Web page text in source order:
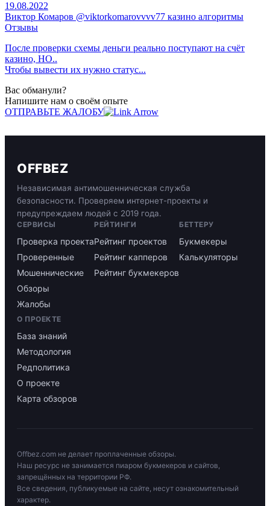
19.08.2022
Виктор Комаров @viktorkomarovvvv77 казино алгоритмы
Отзывы
После проверки схемы деньги реально поступают на счёт
казино, НО..
Чтобы вывести их нужно статус...
Вас обманули?
Напишите нам о своём опыте
ОТПРАВЬТЕ ЖАЛОБУ
OFFBEZ
Независимая антимошенническая служба
безопасности. Проверяем интернет-проекты и
предупреждаем людей с 2019 года.
СЕРВИСЫ
Проверка проекта
Проверенные
Мошеннические
Обзоры
Жалобы
РЕЙТИНГИ
Рейтинг проектов
Рейтинг капперов
Рейтинг букмекеров
БЕТТЕРУ
Букмекеры
Калькуляторы
О ПРОЕКТЕ
База знаний
Методология
Редполитика
О проекте
Карта обзоров
Offbez.com не делает проплаченные обзоры.
Наш ресурс не занимается пиаром букмекеров и сайтов,
запрещённых на территории РФ.
Все сведения, публикуемые на сайте, несут ознакомительный
характер.